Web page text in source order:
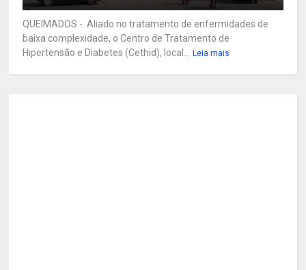
QUEIMADOS - Aliado no tratamento de enfermidades de
baixa complexidade, o Centro de Tratamento de
Hipertensão e Diabetes (Cethid), local...
Leia mais